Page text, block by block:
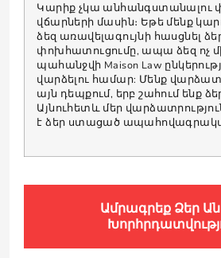
Կարիք չկա
վճարների մասին։ Եթե ​​մենք
ձեզ առավելագույնի հասցնել
փոխհատուցումը, ապա ձեզ ոչ
պահանջվի Maison Law
վարձելու համար: Մենք
այն դեպքում, երբ շահում ենք
Այնուհետև մեր
է ձեր ստացած
Ամրագրեք Ձեր